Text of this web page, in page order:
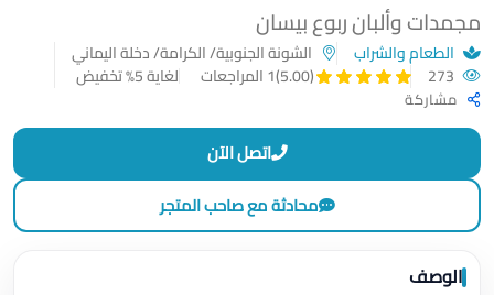
مجمدات وألبان ربوع بيسان
الطعام والشراب
الشونة الجنوبية/ الكرامة/ دخلة اليماني
(5.00) 1 المراجعات لغاية 5% تخفيض
مشاركة
اتصل الآن
محادثة مع صاحب المتجر
الوصف